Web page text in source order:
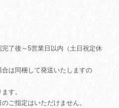
了後～5営業日以内（土日祝定休
は同梱して発送いたしますの
す。
ご指定はいただけません。